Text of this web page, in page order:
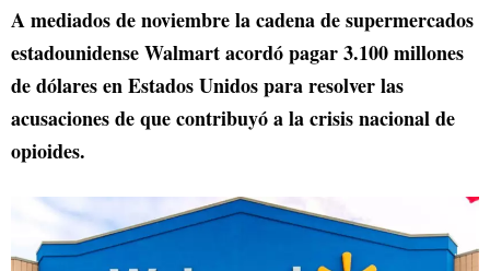
A mediados de noviembre la cadena de supermercados
estadounidense Walmart acordó pagar 3.100 millones
de dólares en Estados Unidos para resolver las
acusaciones de que contribuyó a la crisis nacional de
opioides.